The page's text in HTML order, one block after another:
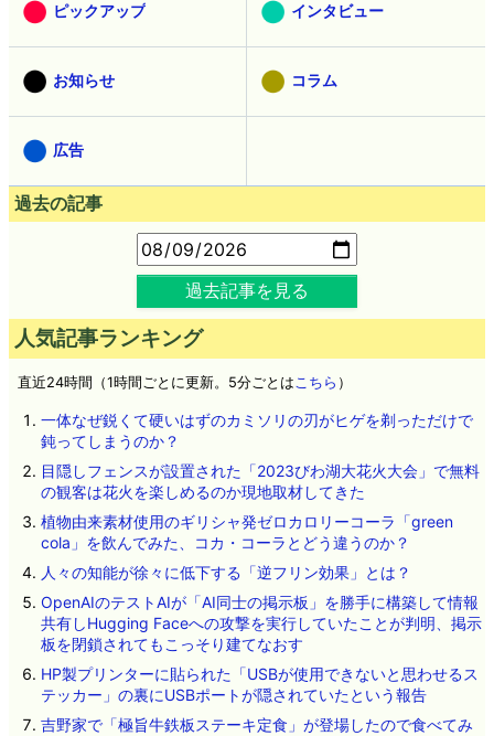
ピックアップ インタビュー
お知らせ コラム
広告
過去の記事
過去記事を見る
人気記事ランキング
直近24時間（1時間ごとに更新。5分ごとはこちら ）
一体なぜ鋭くて硬いはずのカミソリの刃がヒゲを剃っただけで
鈍ってしまうのか？
目隠しフェンスが設置された「2023びわ湖大花火大会」で無料
の観客は花火を楽しめるのか現地取材してきた
植物由来素材使用のギリシャ発ゼロカロリーコーラ「green
cola」を飲んでみた、コカ・コーラとどう違うのか？
人々の知能が徐々に低下する「逆フリン効果」とは？
OpenAIのテストAIが「AI同士の掲示板」を勝手に構築して情報
共有しHugging Faceへの攻撃を実行していたことが判明、掲示
板を閉鎖されてもこっそり建てなおす
HP製プリンターに貼られた「USBが使用できないと思わせるス
テッカー」の裏にUSBポートが隠されていたという報告
吉野家で「極旨牛鉄板ステーキ定食」が登場したので食べてみ